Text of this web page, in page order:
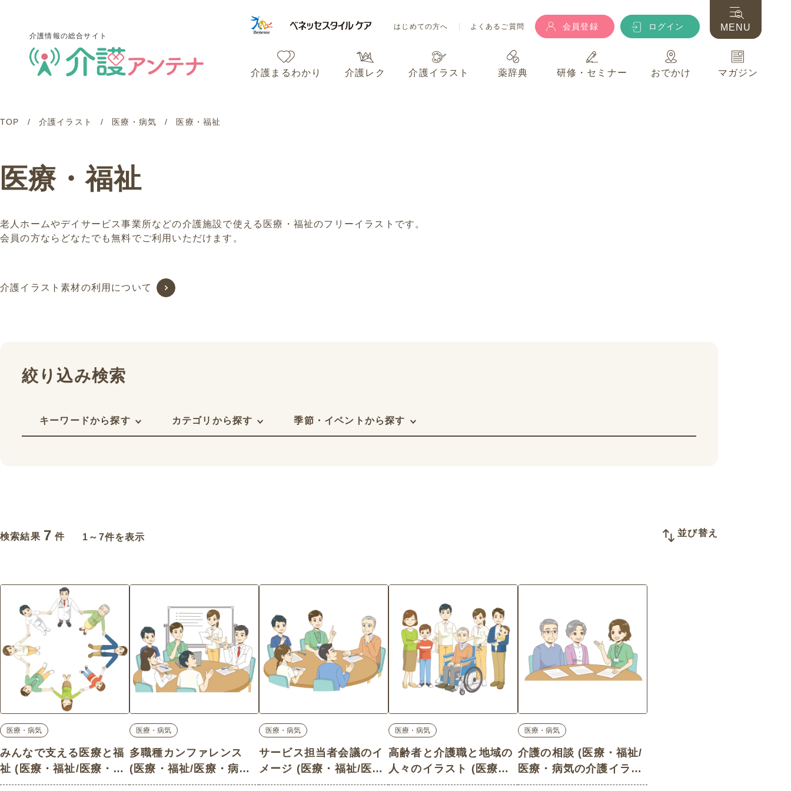
介護情報の総合サイト
はじめての方へ よくあるご質問 会員登録 ログイン
介護まるわかり 介護レク 介護イラスト 薬辞典 研修・セミナー おでかけ マガジン
MENU
介護情報の総合サイト
TOP 介護イラスト 医療・病気 医療・福祉
医療・福祉
老人ホームやデイサービス事業所などの介護施設で使える医療・福祉のフリーイラストです。
会員の方ならどなたでも無料でご利用いただけます。
介護イラスト素材の利用について
絞り込み検索
キーワードから探す カテゴリから探す 季節・イベントから探す
検索結果 7 件 1～7件を表示 並び替え
医療・病気
みんなで支える医療と福
祉 (医療・福祉/医療・病
気の介護イラスト素材)
医療・病気
多職種カンファレンス
(医療・福祉/医療・病気
の介護イラスト素材)
医療・病気
サービス担当者会議のイ
メージ (医療・福祉/医
療・病気の介護イラスト
医療・病気
高齢者と介護職と地域の
人々のイラスト (医療・
福祉/医療・病気の介護イ
医療・病気
介護の相談 (医療・福祉/
医療・病気の介護イラス
ト素材)